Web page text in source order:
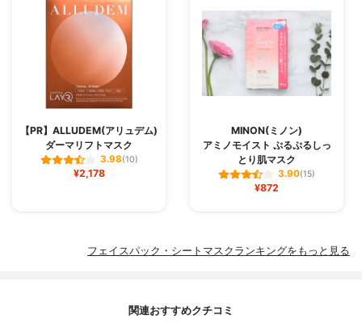
【PR】ALLUDEM(アリュデム)
ダーマリフトマスク
3.98(10)
¥2,178
MINON(ミノン)
アミノモイスト ぷるぷるしっ
とり肌マスク
3.90(15)
¥872
フェイスパック・シートマスクランキングをもっと見る
関連おすすめクチコミ